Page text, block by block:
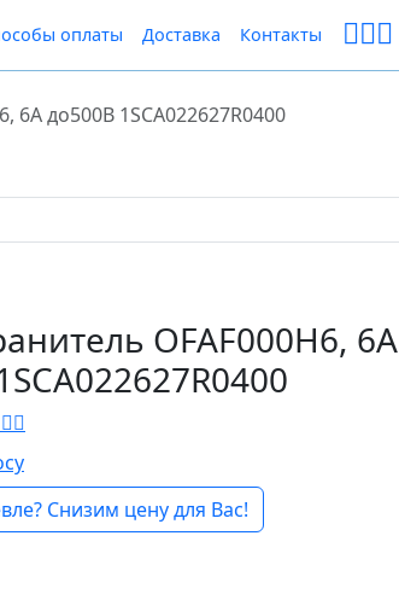
оплаты Доставка Контакты
6A до500B 1SCA022627R0400
OFAF000H6, 6A
Снизим цену для Вас!